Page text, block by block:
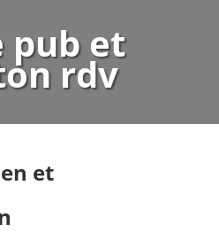
pub et
rdv
et